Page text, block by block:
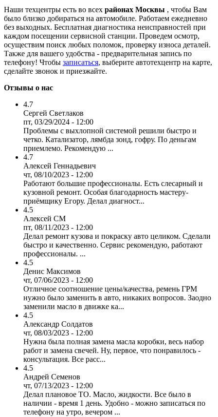
Наши техцентры есть во всех районах Москвы , чтобы Вам
было близко добираться на автомобиле. Работаем ежедневно
без выходных. Бесплатная диагностика неисправностей при
каждом посещении сервисной станции. Проведем осмотр,
осуществим поиск любых поломок, проверку износа деталей.
Также для вашего удобства - предварительная запись по
телефону! Чтобы записаться, выберите автотехцентр на карте,
сделайте звонок и приезжайте.
Отзывы о нас
4.7
Сергей Светлаков
пт, 03/29/2024 - 12:00
Проблемы с выхлопной системой решили быстро и
четко. Катализатор, лямбда зонд, гофру. По деньгам
приемлемо. Рекомендую ...
4.7
Алексей Геннадьевич
чт, 08/10/2023 - 12:00
Работают большие профессионалы. Есть слесарный и
кузовной ремонт. Особая благодарность мастеру-
приёмщику Егору. Делал диагност...
4.5
Алексей СМ
пт, 08/11/2023 - 12:00
Делал ремонт кузова и покраску авто целиком. Сделали
быстро и качественно. Сервис рекомендую, работают
профессионалы. ...
4.5
Денис Максимов
чт, 07/06/2023 - 12:00
Отличное соотношение цены/качества, ремень ГРМ
нужно было заменить в авто, никаких вопросов. Заодно
заменили масло в движке ка...
4.5
Александр Солдатов
чт, 08/03/2023 - 12:00
Нужна была полная замена масла коробки, весь набор
работ и замена свечей. Ну, первое, что понравилось -
консультация. Все расс...
4.5
Андрей Семенов
чт, 07/13/2023 - 12:00
Делал плановое ТО. Масло, жидкости. Все было в
наличии - время 1 день. Удобно - можно записаться по
телефону на утро, вечером ...